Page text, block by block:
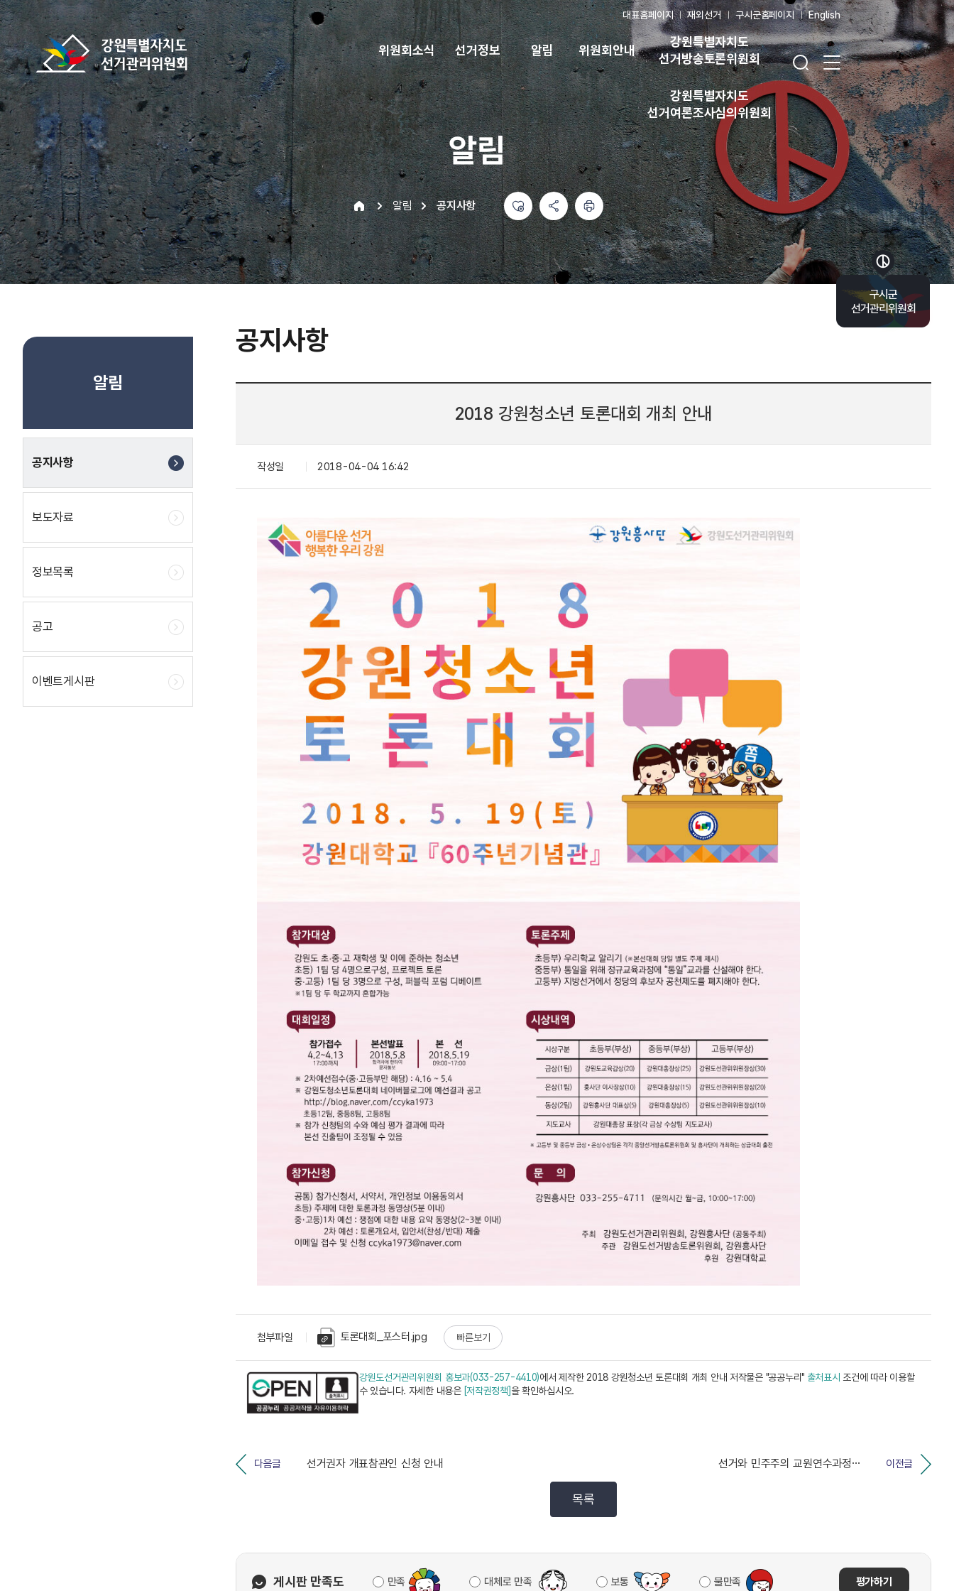
바로가기 메뉴
대표홈페이지 재외선거 구시군홈페이지 English
위원회소식 선거정보 알림 위원회안내
강원특별자치도
선거방송토론위원회
강원특별자치도
선거여론조사심의위원회
알림
알림 공지사항
알림
공지사항
보도자료
정보목록
공고
이벤트게시판
공지사항
2018 강원청소년 토론대회 개최 안내
작성일 2018-04-04 16:42
첨부파일 토론대회_포스터.jpg 빠른보기
강원도선거관리위원회 홍보과(033-257-4410)에서 제작한 2018 강원청소년 토론대회 개최 안내 저작물은 "공공누리" 출처표시 조건에 따라 이용할
수 있습니다. 자세한 내용은 [저작권정책]을 확인하십시오.
다음글 선거권자 개표참관인 신청 안내 이전글
선거와 민주주의 교원연수과정 안내
목록
게시판 만족도 만족 대체로 만족 보통 불만족 평가하기
구시군
선거관리위원회
바로가기 목록 열기